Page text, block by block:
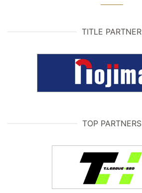
TITLE PARTNER
TOP PARTNERS